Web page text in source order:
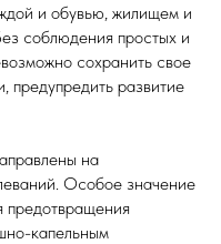
и обувью, жилищем и
соблюдения простых и
сохранить свое
предупредить развитие
на
Особое значение
предотвращения
капельным